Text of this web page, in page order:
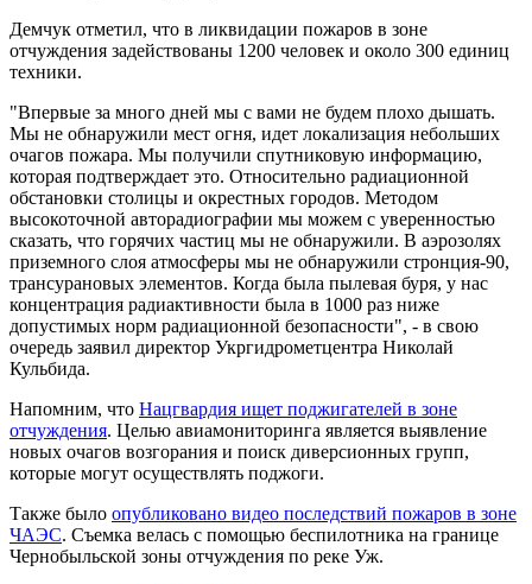
Демчук отметил, что в ликвидации пожаров в зоне
отчуждения задействованы 1200 человек и около 300 единиц
техники.
"Впервые за много дней мы с вами не будем плохо дышать.
Мы не обнаружили мест огня, идет локализация небольших
очагов пожара. Мы получили спутниковую информацию,
которая подтверждает это. Относительно радиационной
обстановки столицы и окрестных городов. Методом
высокоточной авторадиографии мы можем с уверенностью
сказать, что горячих частиц мы не обнаружили. В аэрозолях
приземного слоя атмосферы мы не обнаружили стронция-90,
трансурановых элементов. Когда была пылевая буря, у нас
концентрация радиактивности была в 1000 раз ниже
допустимых норм радиационной безопасности", - в свою
очередь заявил директор Укргидрометцентра Николай
Кульбида.
Напомним, что Нацгвардия ищет поджигателей в зоне
отчуждения. Целью авиамониторинга является выявление
новых очагов возгорания и поиск диверсионных групп,
которые могут осуществлять поджоги.
Также было опубликовано видео последствий пожаров в зоне
ЧАЭС. Съемка велась с помощью беспилотника на границе
Чернобыльской зоны отчуждения по реке Уж.